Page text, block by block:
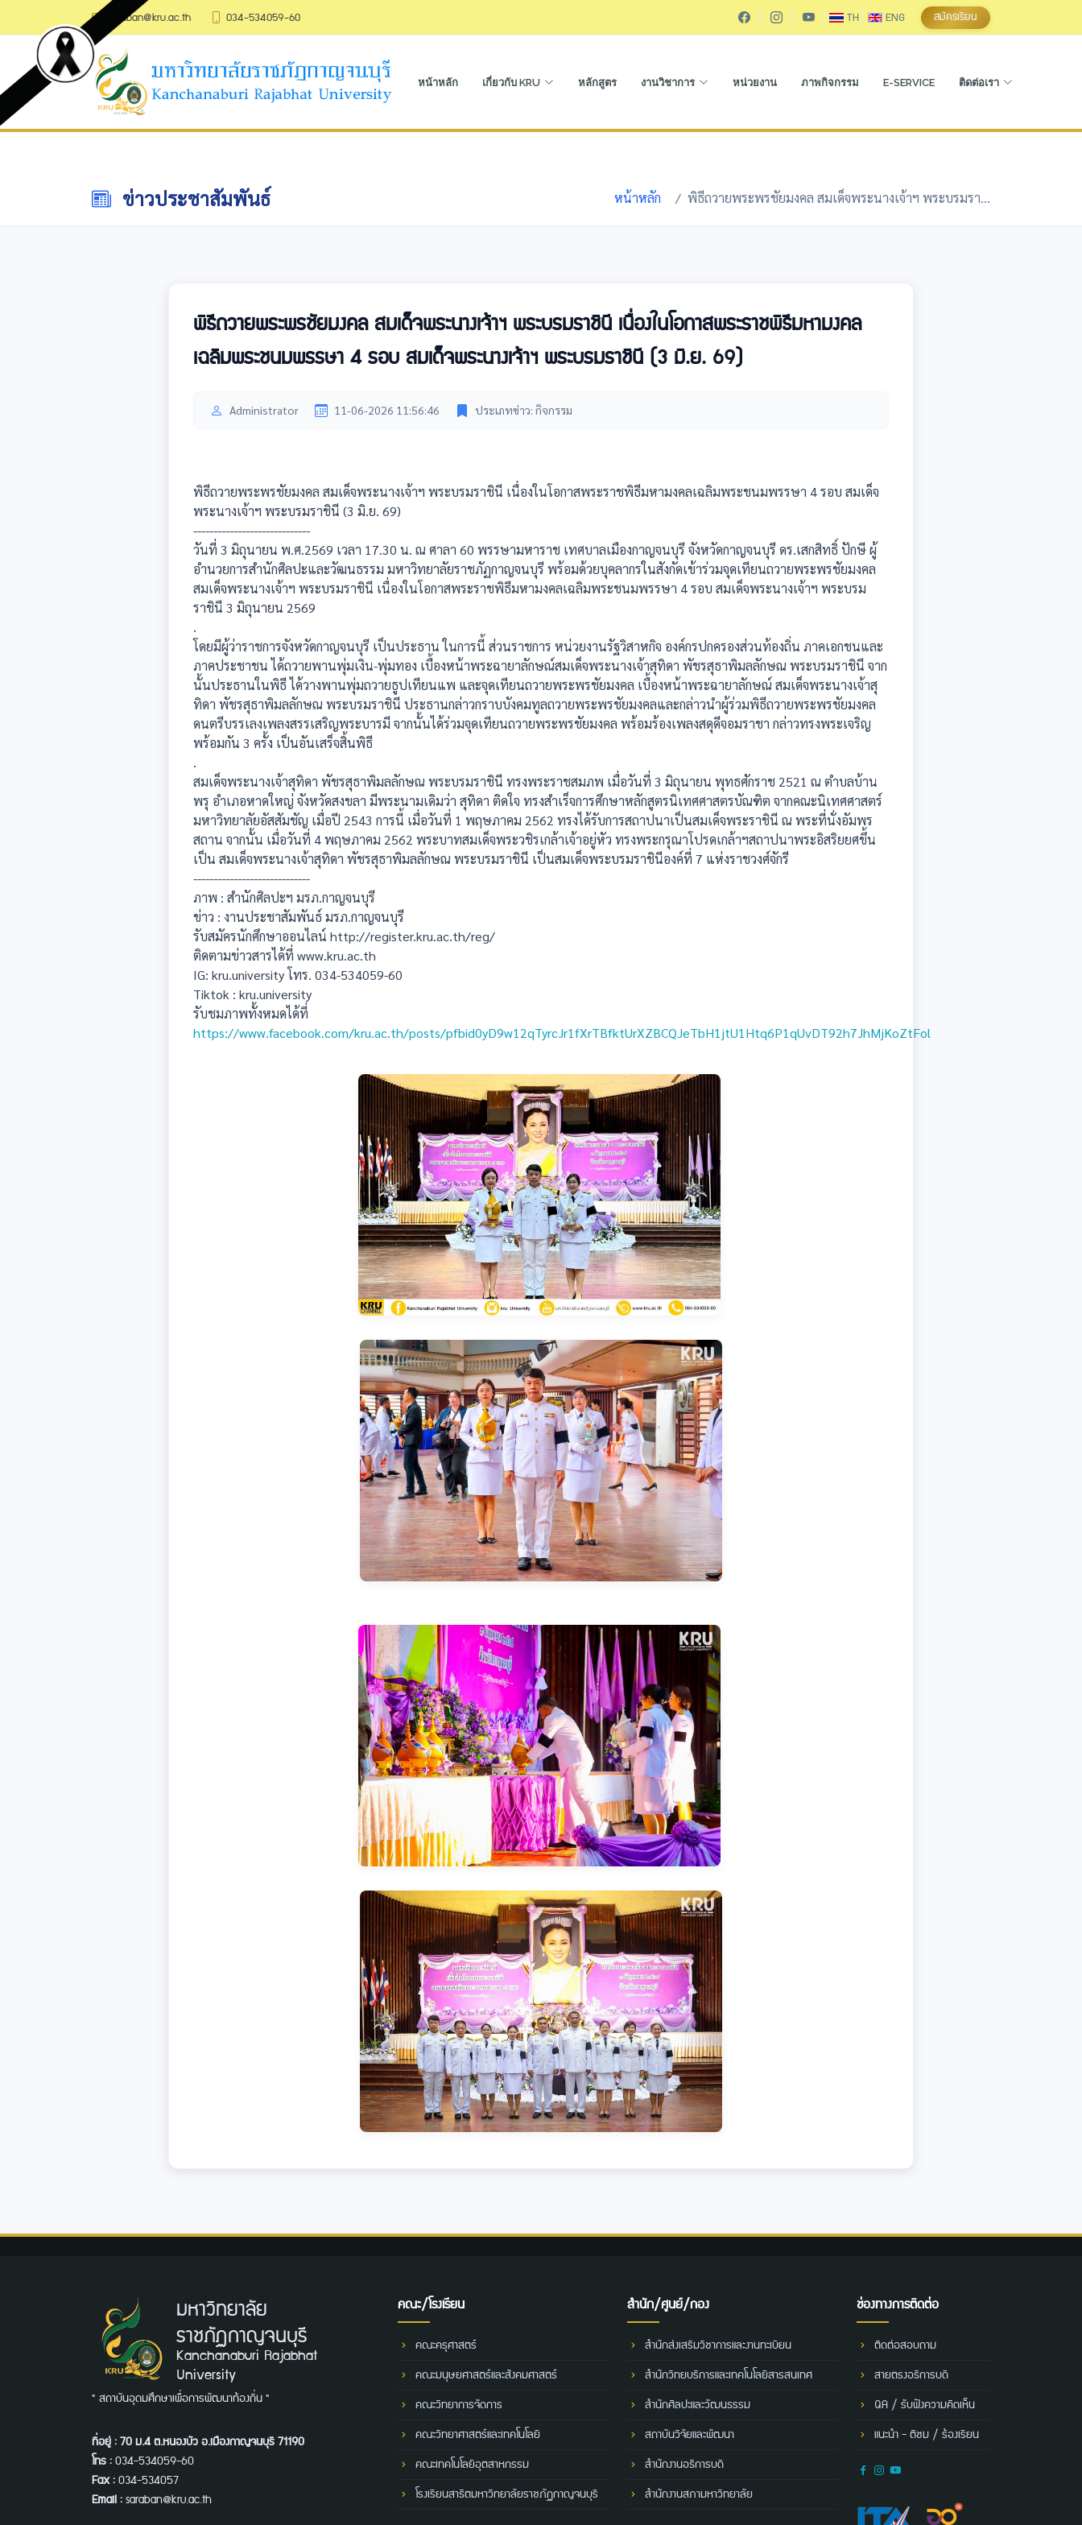
saraban@kru.ac.th 034-534059-60 TH ENG สมัครเรียน
หน้าหลัก เกี่ยวกับ KRU หลักสูตร งานวิชาการ หน่วยงาน ภาพกิจกรรม E-SERVICE ติดต่อเรา
ข่าวประชาสัมพันธ์ หน้าหลัก พิธีถวายพระพรชัยมงคล สมเด็จพระนางเจ้าฯ พระบรมรา...
พิธีถวายพระพรชัยมงคล สมเด็จพระนางเจ้าฯ พระบรมราชินี เนื่องในโอกาสพระราชพิธีมหามงคล
เฉลิมพระชนมพรรษา 4 รอบ สมเด็จพระนางเจ้าฯ พระบรมราชินี (3 มิ.ย. 69)
Administrator 11-06-2026 11:56:46 ประเภทข่าว: กิจกรรม
พิธีถวายพระพรชัยมงคล สมเด็จพระนางเจ้าฯ พระบรมราชินี เนื่องในโอกาสพระราชพิธีมหามงคลเฉลิมพระชนมพรรษา 4 รอบ สมเด็จ
พระนางเจ้าฯ พระบรมราชินี (3 มิ.ย. 69)
-----------------------------
วันที่ 3 มิถุนายน พ.ศ.2569 เวลา 17.30 น. ณ ศาลา 60 พรรษามหาราช เทศบาลเมืองกาญจนบุรี จังหวัดกาญจนบุรี ดร.เสกสิทธิ์ ปักษี ผู้
อำนวยการสำนักศิลปะและวัฒนธรรม มหาวิทยาลัยราชภัฏกาญจนบุรี พร้อมด้วยบุคลากรในสังกัดเข้าร่วมจุดเทียนถวายพระพรชัยมงคล
สมเด็จพระนางเจ้าฯ พระบรมราชินี เนื่องในโอกาสพระราชพิธีมหามงคลเฉลิมพระชนมพรรษา 4 รอบ สมเด็จพระนางเจ้าฯ พระบรม
ราชินี 3 มิถุนายน 2569
.
โดยมีผู้ว่าราชการจังหวัดกาญจนบุรี เป็นประธาน ในการนี้ ส่วนราชการ หน่วยงานรัฐวิสาหกิจ องค์กรปกครองส่วนท้องถิ่น ภาคเอกชนและ
ภาคประชาชน ได้ถวายพานพุ่มเงิน-พุ่มทอง เบื้องหน้าพระฉายาลักษณ์สมเด็จพระนางเจ้าสุทิดา พัชรสุธาพิมลลักษณ พระบรมราชินี จาก
นั้นประธานในพิธี ได้วางพานพุ่มถวายธูปเทียนแพ และจุดเทียนถวายพระพรชัยมงคล เบื้องหน้าพระฉายาลักษณ์ สมเด็จพระนางเจ้าสุ
ทิดา พัชรสุธาพิมลลักษณ พระบรมราชินี ประธานกล่าวกราบบังคมทูลถวายพระพรชัยมงคลและกล่าวนำผู้ร่วมพิธีถวายพระพรชัยมงคล
ดนตรีบรรเลงเพลงสรรเสริญพระบารมี จากนั้นได้ร่วมจุดเทียนถวายพระพรชัยมงคล พร้อมร้องเพลงสดุดีจอมราชา กล่าวทรงพระเจริญ
พร้อมกัน 3 ครั้ง เป็นอันเสร็จสิ้นพิธี
.
สมเด็จพระนางเจ้าสุทิดา พัชรสุธาพิมลลักษณ พระบรมราชินี ทรงพระราชสมภพ เมื่อวันที่ 3 มิถุนายน พุทธศักราช 2521 ณ ตำบลบ้าน
พรุ อำเภอหาดใหญ่ จังหวัดสงขลา มีพระนามเดิมว่า สุทิดา ติดใจ ทรงสำเร็จการศึกษาหลักสูตรนิเทศศาสตรบัณฑิต จากคณะนิเทศศาสตร์
มหาวิทยาลัยอัสสัมชัญ เมื่อปี 2543 การนี้ เมื่อวันที่ 1 พฤษภาคม 2562 ทรงได้รับการสถาปนาเป็นสมเด็จพระราชินี ณ พระที่นั่งอัมพร
สถาน จากนั้น เมื่อวันที่ 4 พฤษภาคม 2562 พระบาทสมเด็จพระวชิรเกล้าเจ้าอยู่หัว ทรงพระกรุณาโปรดเกล้าฯสถาปนาพระอิสริยยศขึ้น
เป็น สมเด็จพระนางเจ้าสุทิดา พัชรสุธาพิมลลักษณ พระบรมราชินี เป็นสมเด็จพระบรมราชินีองค์ที่ 7 แห่งราชวงศ์จักรี
-----------------------------
ภาพ : สำนักศิลปะฯ มรภ.กาญจนบุรี
ข่าว : งานประชาสัมพันธ์ มรภ.กาญจนบุรี
รับสมัครนักศึกษาออนไลน์ http://register.kru.ac.th/reg/
ติดตามข่าวสารได้ที่ www.kru.ac.th
IG: kru.university โทร. 034-534059-60
Tiktok : kru.university
รับชมภาพทั้งหมดได้ที่
https://www.facebook.com/kru.ac.th/posts/pfbid0yD9w12qTyrcJr1fXrTBfktUrXZBCQJeTbH1jtU1Htq6P1qUvDT92h7JhMjKoZtFol
มหาวิทยาลัย
ราชภัฏกาญจนบุรี
Kanchanaburi Rajabhat
University
" สถาบันอุดมศึกษาเพื่อการพัฒนาท้องถิ่น "
ที่อยู่ : 70 ม.4 ต.หนองบัว อ.เมืองกาญจนบุรี 71190
โทร :034-534059-60
Fax :034-534057
Email :saraban@kru.ac.th
คณะ/โรงเรียน
คณะครุศาสตร์
คณะมนุษยศาสตร์และสังคมศาสตร์
คณะวิทยาการจัดการ
คณะวิทยาศาสตร์และเทคโนโลยี
คณะเทคโนโลยีอุตสาหกรรม
โรงเรียนสาธิตมหาวิทยาลัยราชภัฏกาญจนบุรี
สำนัก/ศูนย์/กอง
สำนักส่งเสริมวิชาการและงานทะเบียน
สำนักวิทยบริการและเทคโนโลยีสารสนเทศ
สำนักศิลปะและวัฒนธรรม
สถาบันวิจัยและพัฒนา
สำนักงานอธิการบดี
สำนักงานสภามหาวิทยาลัย
ช่องทางการติดต่อ
ติดต่อสอบถาม
สายตรงอธิการบดี
QA / รับฟังความคิดเห็น
แนะนำ - ติชม / ร้องเรียน